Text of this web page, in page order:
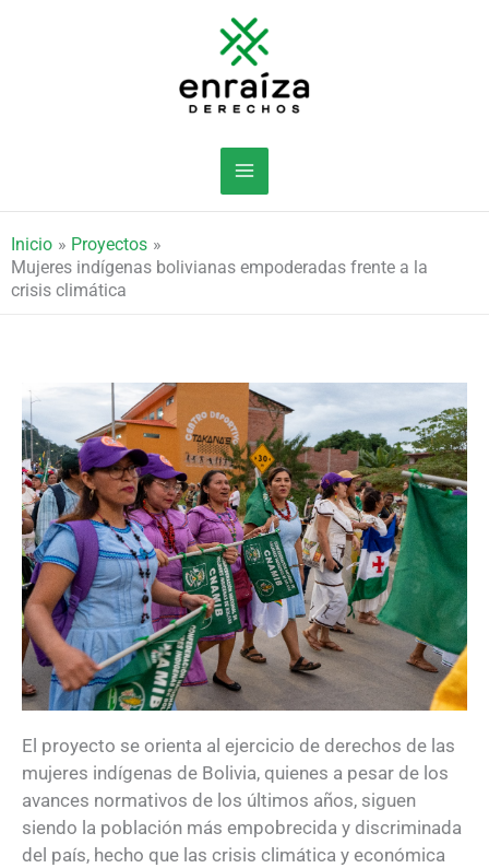
Inicio
Proyectos
Mujeres indígenas bolivianas empoderadas frente a la
crisis climática
El proyecto se orienta al ejercicio de derechos de las
mujeres indígenas de Bolivia, quienes a pesar de los
avances normativos de los últimos años, siguen
siendo la población más empobrecida y discriminada
del país, hecho que las crisis climática y económica